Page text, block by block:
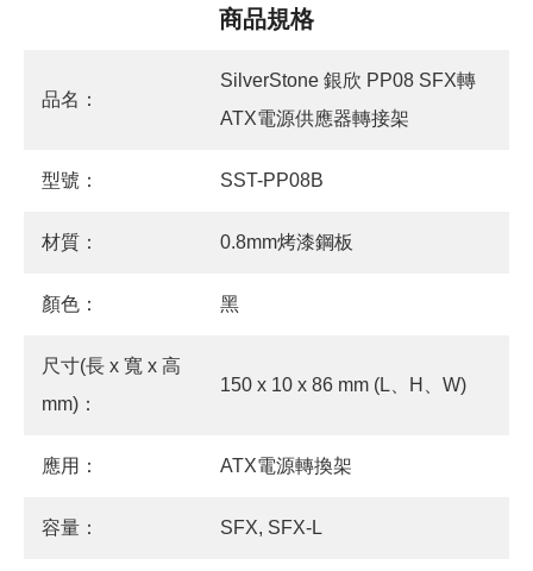
商品規格
品名：
SilverStone 銀欣 PP08 SFX轉
ATX電源供應器轉接架
型號： SST-PP08B
材質： 0.8mm烤漆鋼板
顏色： 黑
尺寸(長 x 寬 x 高
mm)：
150 x 10 x 86 mm (L、H、W)
應用： ATX電源轉換架
容量： SFX, SFX-L